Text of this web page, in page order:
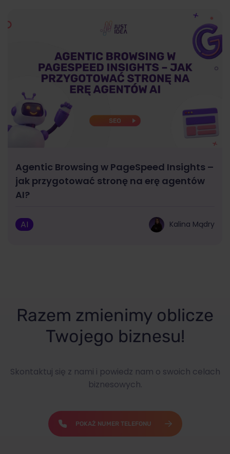
Agentic Browsing w PageSpeed Insights –
jak przygotować stronę na erę agentów
AI?
AI Kalina Mądry
Razem zmienimy oblicze
Twojego biznesu!
Skontaktuj się z nami i powiedz nam o swoich celach
biznesowych.
POKAŻ NUMER TELEFONU